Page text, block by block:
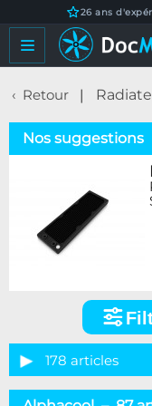
26 ans
Retour
Nos suggestions
articles
Catégorie
178 articles